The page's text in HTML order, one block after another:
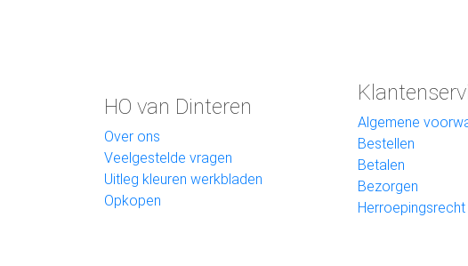
HO van Dinteren
Over ons
Veelgestelde vragen
Uitleg kleuren werkbladen
Opkopen
Algemene
Bestellen
Betalen
Bezorgen
Herroepingsrecht